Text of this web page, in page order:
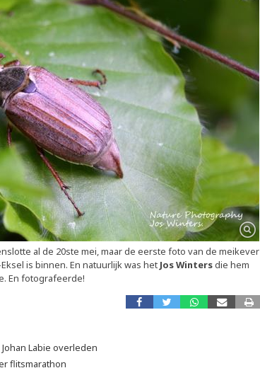
al de 20ste mei, maar de eerste foto van de meikever
is binnen. En natuurlijk was het Jos Wintersdie hem
En fotografeerde!
Johan Labie overleden
flitsmarathon